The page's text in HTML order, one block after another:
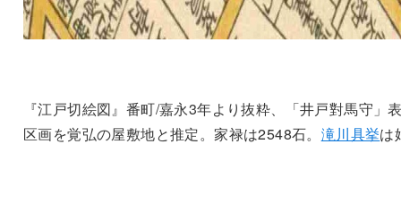
『江戸切絵図』番町/嘉永3年より抜粋、「井戸對馬守」
区画を覚弘の屋敷地と推定。家禄は2548石。 滝川具挙は